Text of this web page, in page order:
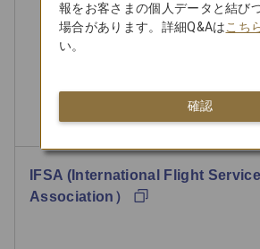
IFSA (International Flight
Association）
報をお客さまの個人データと結び
場合があります。詳細Q&Aはこち
い。
確認